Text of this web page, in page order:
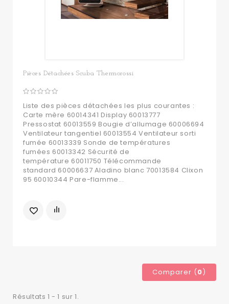
Pièces Détachées Scuba Thermorossi
Liste des pièces détachées les plus courantes :
Carte mère 60014341 Display 60013777
Pressostat 60013559 Bougie d’allumage 60006694
Ventilateur tangentiel 60013554 Ventilateur sorti
fumée 60013339 Sonde de températures
fumées 60013342 Sécurité de
température 60011750 Télécommande
standard 60006637 Aladino blanc 70013584 Clixon
95 60010344 Pare-flamme...
Comparer (0)
Résultats 1 - 1 sur 1.